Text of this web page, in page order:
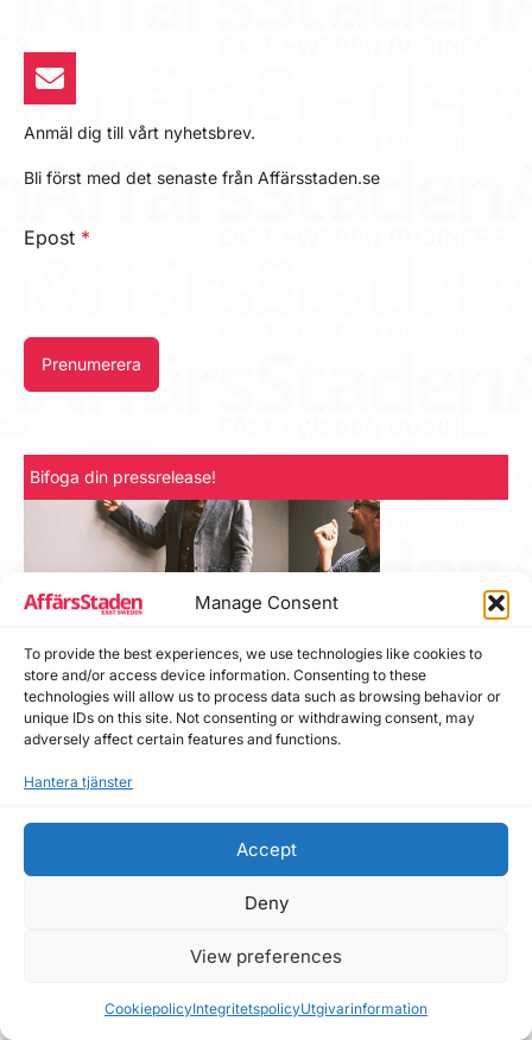
Manage Consent
To provide the best experiences, we use technologies like cookies to
store and/or access device information. Consenting to these
technologies will allow us to process data such as browsing behavior or
unique IDs on this site. Not consenting or withdrawing consent, may
adversely affect certain features and functions.
Hantera tjänster
Accept
Deny
View preferences
CookiepolicyIntegritetspolicyUtgivarinformation
Anmäl dig till vårt nyhetsbrev.
Bli först med det senaste från Affärsstaden.se
Epost *
Prenumerera
Bifoga din pressrelease!
Hör av dig!
Skicka gärna in din pressrelease till
Inkludera rubrik, ingress, brödtext samt bild + eventuell
Affärsstadenförbehåller sig rätten att redigera
innehåll och godkänna/refusera förfrågningar.